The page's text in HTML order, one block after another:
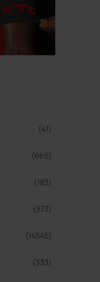
(41)
(665)
(183)
(373)
(14545)
(333)